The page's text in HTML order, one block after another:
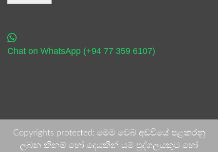
Chat on WhatsApp (+94 77 359 6107)
Copyrights protected: මෙම වෙබ් අඩවියේ පළකරනු
ලබන කිනම් හෝ දෙයකින් යම් පුද්ගලයකුට හෝ